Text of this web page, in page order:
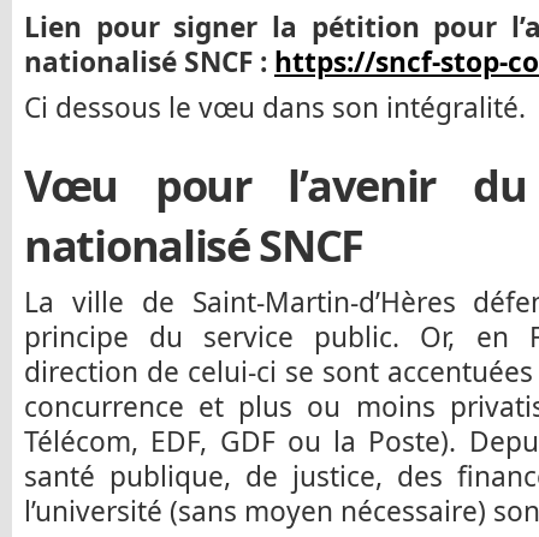
Lien pour signer la pétition pour
nationalisé SNCF : https://sncf-stop-
Ci dessous le vœu dans son intégralité.
Vœu pour l’avenir
nationalisé SNCF
La ville de Saint-Martin-d’Hères
principe du service public. Or, en
direction de celui-ci se sont
concurrence et plus ou moins
Télécom, EDF, GDF ou la Poste).
santé publique, de justice, des
l’université (sans moyen nécessaire)